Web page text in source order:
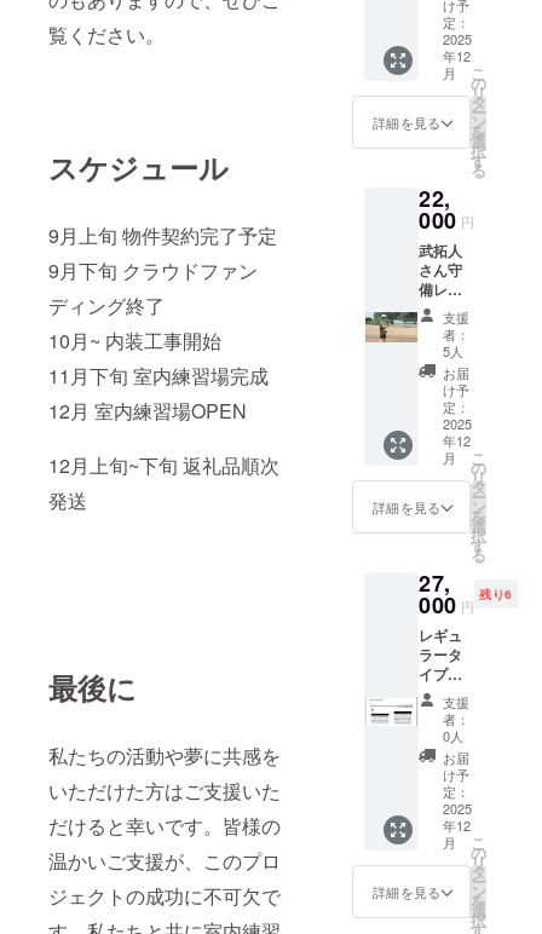
覧ください。
スケジュール
9月上旬 物件契約完了予定
9月下旬 クラウドファン
ディング終了
10月~ 内装工事開始
11月下旬 室内練習場完成
12月 室内練習場OPEN
12月上旬~下旬 返礼品順次
発送
最後に
私たちの活動や夢に共感を
いただけた方はご支援いた
だけると幸いです。皆様の
温かいご支援が、このプロ
ジェクトの成功に不可欠で
日時要
相談 ※
有効期
限1年、
1回限り
※会場は
青梅市
の練習
※交通費
は支援
者様で
ご負担
くださ
い。
け予
定：
2025
年12
月
詳細を見る
こ
の
リ
タ
ー
ン
を
選
択
す
る
22,
000 円
武拓人
さん守
備レッ
スン90
分（練
習場代
込） ※
日時要
相談 ※
有効期
限1年、
1回限り
※会場は
青梅市
の練習
です。
は支援
者様で
ご負担
くださ
い。
支援
者：
5人
お届
け予
定：
2025
年12
月
詳細を見る
こ
の
リ
タ
ー
ン
を
選
択
す
る
27,
000 円
残り6
レギュ
ラータ
イプ
ノック
バット1
本（詳
細は画
像に書
いてあ
りま
す）＋
ステッ
カー2枚
（50m
m×50m
m）
支援
者：
0人
お届
け予
定：
2025
年12
月
詳細を見る
こ
の
リ
タ
ー
ン
を
選
択